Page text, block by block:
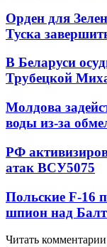
Орден для
Туска
В Беларуси
Трубецкой
Молдова
воды из-за
РФ
атак ВСУ5075
Польские F-16
шпион над
Читать комментарии